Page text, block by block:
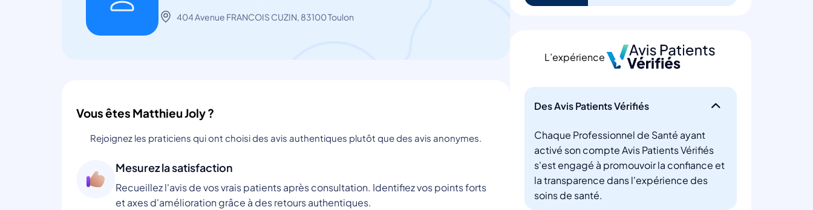
404 Avenue FRANCOIS CUZIN, 83100 Toulon
Vous êtes Matthieu Joly ?
Rejoignez les praticiens qui ont choisi des avis authentiques plutôt que des avis anonymes.
Mesurez la satisfaction
Recueillez l'avis de vos vrais patients après consultation. Identifiez vos points forts
et axes d'amélioration grâce à des retours authentiques.
L’expérience
Des Avis Patients Vérifiés
Chaque Professionnel de Santé ayant
activé son compte Avis Patients Vérifiés
s'est engagé à promouvoir la confiance et
la transparence dans l'expérience des
soins de santé.